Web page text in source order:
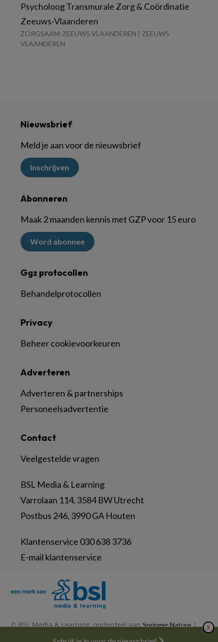
Psycholoog Transmurale Zorg & Coördinatie
Zeeuws-Vlaanderen
ZORGSAAM-ZEEUWS VLAANDEREN | ZEEUWS
VLAANDEREN
Nieuwsbrief
Meld je aan voor de nieuwsbrief
Inschrijven
Abonneren
Maak 2 maanden kennis met GZP voor 15 euro
Word abonnee
Ggz protocollen
Behandelprotocollen
Contact
Veelgestelde vragen
BSL Media & Learning
Varrolaan 114, 3584 BW Utrecht
Postbus 246, 3990 GA Houten
Klantenservice 030 638 3736
E-mail klantenservice
Adverteren
Adverteren & partnerships
Personeelsadvertentie
Privacy
Beheer cookievoorkeuren
© BSL Media & Learning, onderdeel van Springer Nature | X